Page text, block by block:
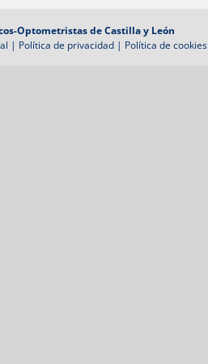
Optometristas de Castilla y León
| Política de privacidad | Política de cookies